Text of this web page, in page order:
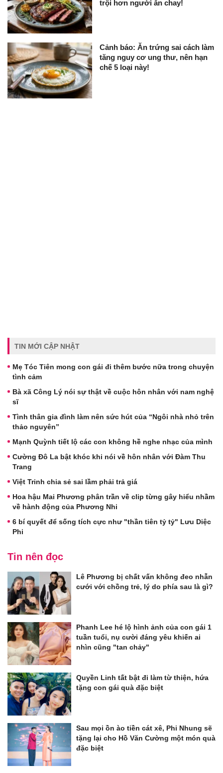
trội hơn người ăn chay!
Cảnh báo: Ăn trứng sai cách làm
tăng nguy cơ ung thư, nên hạn
chế 5 loại này!
TIN MỚI CẬP NHẬT
Mẹ Tóc Tiên mong con gái đi thêm bước nữa trong chuyện
tình cảm
Bà xã Công Lý nói sự thật về cuộc hôn nhân với nam nghệ
sĩ
Tình thân gia đình làm nên sức hút của “Ngôi nhà nhỏ trên
thảo nguyên”
Mạnh Quỳnh tiết lộ các con không hề nghe nhạc của mình
Cường Đô La bật khóc khi nói về hôn nhân với Đàm Thu
Trang
Việt Trinh chia sẻ sai lầm phải trả giá
Hoa hậu Mai Phương phân trần về clip từng gây hiểu nhầm
về hành động của Phương Nhi
6 bí quyết để sống tích cực như "thần tiên tỷ tỷ" Lưu Diệc
Phi
Tin nên đọc
Lê Phương bị chất vấn không đeo nhẫn
cưới với chồng trẻ, lý do phía sau là gì?
Phanh Lee hé lộ hình ảnh của con gái 1
tuần tuổi, nụ cười đáng yêu khiến ai
nhìn cũng "tan chảy"
Quyền Linh tất bật đi làm từ thiện, hứa
tặng con gái quà đặc biệt
Sau mọi ồn ào tiền cát xê, Phi Nhung sẽ
tặng lại cho Hồ Văn Cường một món quà
đặc biệt